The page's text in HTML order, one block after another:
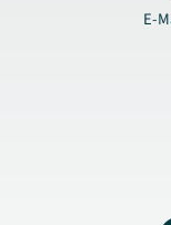
E-